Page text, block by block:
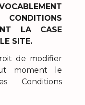
LA CASE
SITE.
de modifier
moment le
Conditions